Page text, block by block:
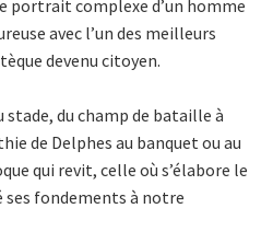
portrait complexe d’un homme
avec l’un des meilleurs
devenu citoyen.
stade, du champ de bataille à
de Delphes au banquet ou au
qui revit, celle où s’élabore le
ses fondements à notre